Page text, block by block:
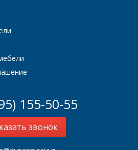
155-50-55
звонок